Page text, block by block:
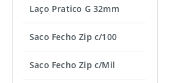
Laço Pratico G 32mm
Saco Fecho Zip c/100
Saco Fecho Zip c/Mil